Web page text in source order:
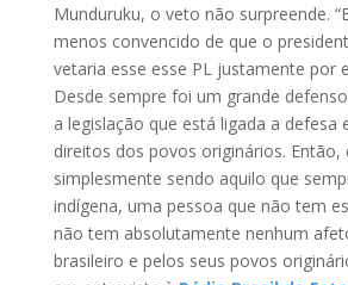
Munduruku, o veto não surpreende.
menos convencido de que o
vetaria esse esse PL justamente por
Desde sempre foi um grande
a legislação que está ligada a defesa
direitos dos povos originários. Então,
simplesmente sendo aquilo que
indígena, uma pessoa que não tem
não tem absolutamente nenhum
brasileiro e pelos seus povos